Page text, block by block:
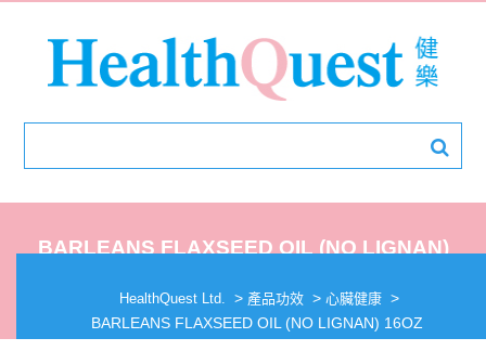
BARLEANS FLAXSEED OIL (NO LIGNAN)
HealthQuest Ltd. > 產品功效 > 心臟健康 >
BARLEANS FLAXSEED OIL (NO LIGNAN) 16OZ